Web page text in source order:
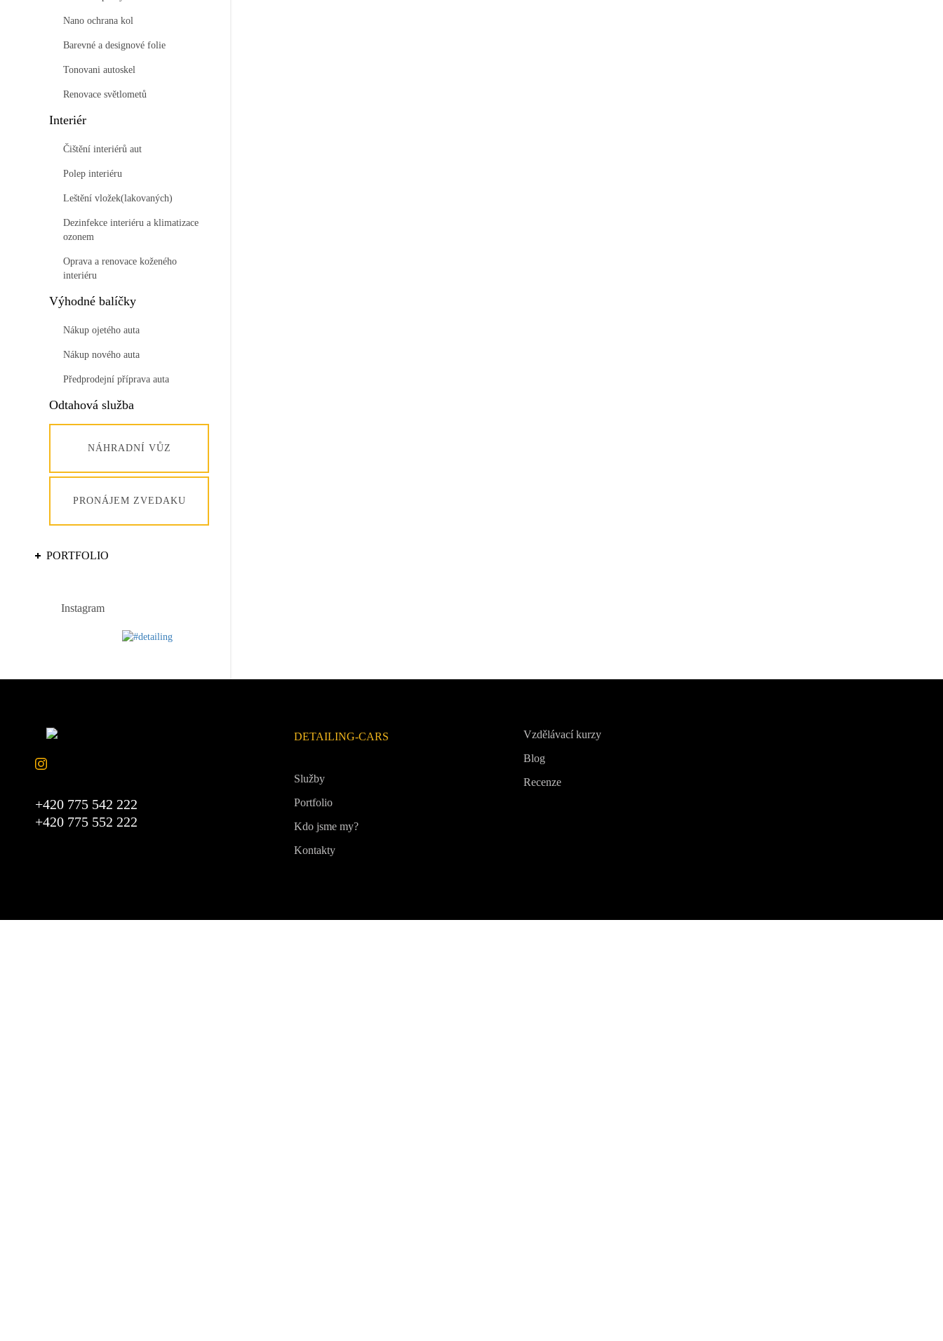
Nano ochrana kol
Barevné a designové folie
Tonovani autoskel
Renovace světlometů
Interiér
Čištění interiérů aut
Polep interiéru
Leštění vložek(lakovaných)
Dezinfekce interiéru a klimatizace
ozonem
Oprava a renovace koženého
interiéru
Výhodné balíčky
Nákup ojetého auta
Nákup nového auta
Předprodejní příprava auta
Odtahová služba
NÁHRADNÍ VŮZ
PRONÁJEM ZVEDAKU
PORTFOLIO
Instagram
+420 775 542 222
+420 775 552 222
DETAILING-CARS
Služby
Portfolio
Kdo jsme my?
Kontakty
Vzdělávací kurzy
Blog
Recenze